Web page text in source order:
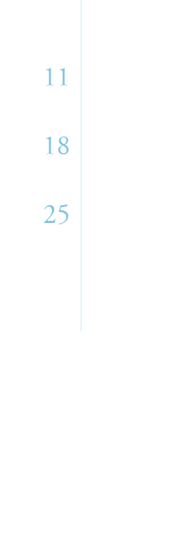
11
18
25